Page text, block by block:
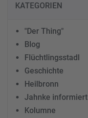
KATEGORIEN
"Der Thing"
Blog
Flüchtlingsstadl
Geschichte
Heilbronn
Jahnke informiert
Kolumne